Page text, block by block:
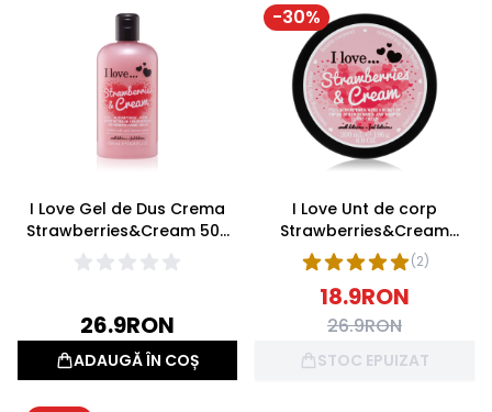
I Love Gel de Dus Crema
Strawberries&Cream 500
ml
26.9RON
ADAUGĂ ÎN COȘ
-30%
I Love Unt de corp
Strawberries&Cream
200ml
(2)
18.9RON
26.9RON
STOC EPUIZAT